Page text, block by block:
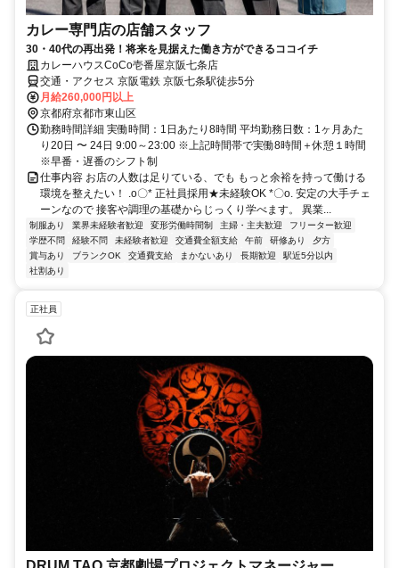
カレー専門店の店舗スタッフ
30・40代の再出発！将来を見据えた働き方ができるココイチ
カレーハウスCoCo壱番屋京阪七条店
交通・アクセス 京阪電鉄 京阪七条駅徒歩5分
月給260,000円以上
京都府京都市東山区
勤務時間詳細 実働時間：1日あたり8時間 平均勤務日数：1ヶ月あた
り20日 〜 24日 9:00～23:00 ※上記時間帯で実働8時間＋休憩１時間
※早番・遅番のシフト制
仕事内容 お店の人数は足りている、でも もっと余裕を持って働ける
環境を整えたい！ .o〇* 正社員採用★未経験OK *〇o. 安定の大手チェ
ーンなので 接客や調理の基礎からじっくり学べます。 異業...
制服あり 業界未経験者歓迎 変形労働時間制 主婦・主夫歓迎
フリーター歓迎
学歴不問
経験不問 未経験者歓迎 交通費全額支給 午前 研修あり
夕方
賞与あり
ブランクOK 交通費支給 まかないあり 長期歓迎
駅近5分以内
社割あり
正社員